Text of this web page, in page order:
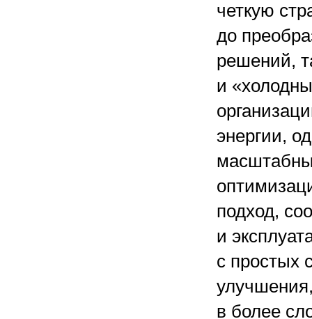
четкую
до
решений,
и
энергии,
подход,
и
с простых
в более